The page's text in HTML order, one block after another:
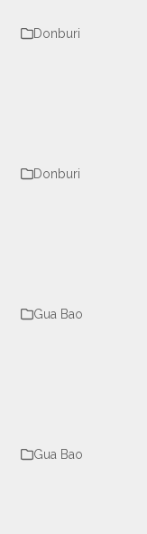
Donburi
Donburi
Gua Bao
Gua Bao